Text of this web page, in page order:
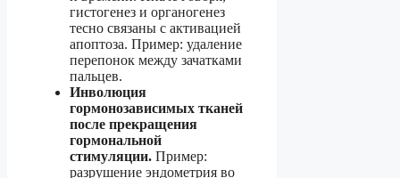
гистогенез и органогенез
тесно связаны с активацией
апоптоза. Пример: удаление
перепонок между зачатками
пальцев.
Инволюция
гормонозависимых тканей
после прекращения
гормональной
стимуляции. Пример:
разрушение эндометрия во